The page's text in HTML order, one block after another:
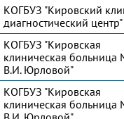
КОГБУЗ "Кировский
диагностический центр"
КОГБУЗ "Кировская
клиническая
В.И. Юрловой"
КОГБУЗ "Кировская
клиническая